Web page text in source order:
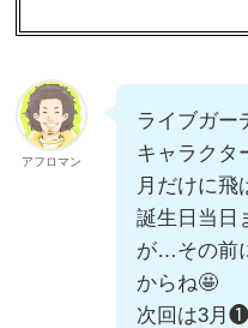
アフロマン
ライブガー
キャラクタ
月だけに飛
誕生日当日
が…その前
からね🤩
次回は3月